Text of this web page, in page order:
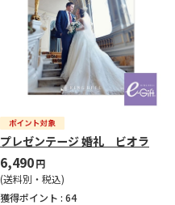
プレゼンテージ 婚礼 ビオラ
6,490円
(送料別・税込)
獲得ポイント : 64